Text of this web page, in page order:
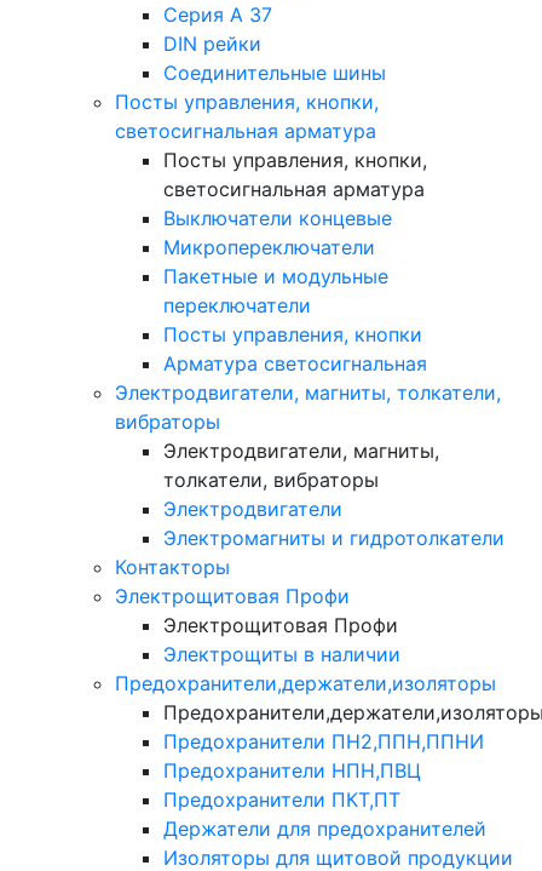
Серия А 37
DIN рейки
Соединительные шины
Посты управления, кнопки,
светосигнальная арматура
Посты управления, кнопки,
светосигнальная арматура
Выключатели концевые
Микропереключатели
Пакетные и модульные
переключатели
Посты управления, кнопки
Арматура светосигнальная
Электродвигатели, магниты, толкатели,
вибраторы
Электродвигатели, магниты,
толкатели, вибраторы
Электродвигатели
Электромагниты и гидротолкатели
Контакторы
Электрощитовая Профи
Электрощитовая Профи
Электрощиты в наличии
Предохранители,держатели,изоляторы
Предохранители ПН2,ППН,ППНИ
Предохранители НПН,ПВЦ
Предохранители ПКТ,ПТ
Держатели для предохранителей
Изоляторы для щитовой продукции